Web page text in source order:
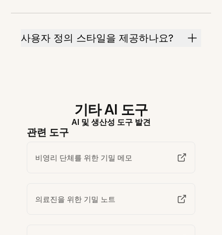
사용자 정의 스타일을 제공하나요?
기타 AI 도구
AI 및 생산성 도구 발견
관련 도구
비영리 단체를 위한 기밀 메모
의료진을 위한 기밀 노트